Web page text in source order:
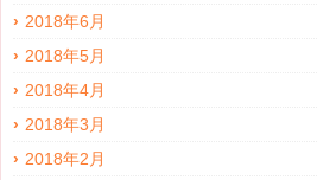
2018年6月
2018年5月
2018年4月
2018年3月
2018年2月